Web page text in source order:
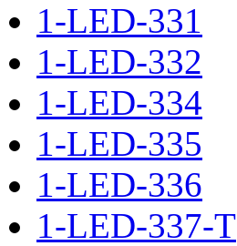
1-LED-331
1-LED-332
1-LED-334
1-LED-335
1-LED-336
1-LED-337-T